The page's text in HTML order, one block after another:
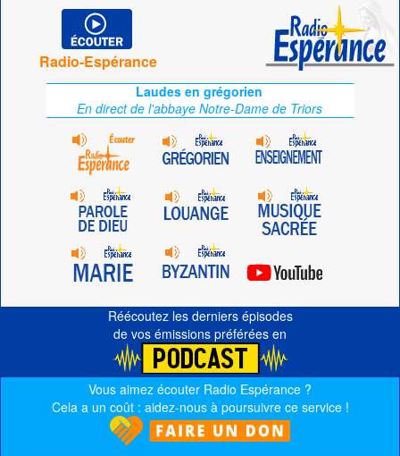
Radio-Espérance
Laudes en grégorien
En direct de l'abbaye Notre-Dame de Triors
Réécoutez les derniers épisodes
de vos émissions préférées en
Vous aimez écouter Radio Espérance ?
Cela a un coût : aidez-nous à poursuivre ce service !